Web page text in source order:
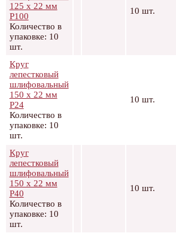
125 х 22 мм
Р100
Количество в
упаковке: 10
шт.
10 шт.
Круг
лепестковый
шлифовальный
150 х 22 мм
Р24
Количество в
упаковке: 10
шт.
10 шт.
Круг
лепестковый
шлифовальный
150 х 22 мм
Р40
Количество в
упаковке: 10
шт.
10 шт.